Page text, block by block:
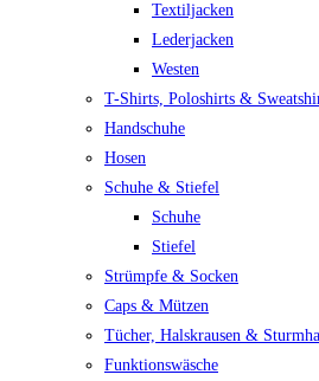
Textiljacken
Lederjacken
Westen
T-Shirts, Poloshirts &
Handschuhe
Hosen
Schuhe & Stiefel
Schuhe
Stiefel
Strümpfe & Socken
Caps & Mützen
Tücher, Halskrausen &
Funktionswäsche